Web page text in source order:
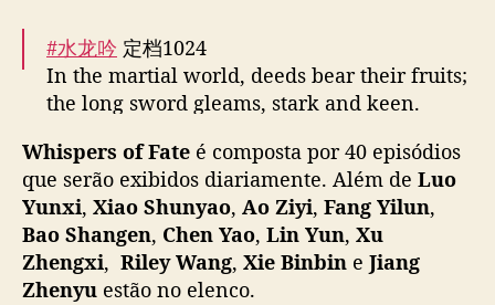
s
p
r
s
o
f
F
#水龙吟 定档1024
In the martial world, deeds bear their fruits;
the long sword gleams, stark and keen.
justice!
Starting 18:00 (GMT+8) on Oct 24, MangoTV
VIPs get early access to #WhispersOfFate!
SVIPs can watch one extra episode on…
pic.twitter.com/QpRC2tD1op
Whispers of Fate é composta por 40 episódios
que serão exibidos diariamente. Além de Luo
Yunxi, Xiao Shunyao, Ao Ziyi, Fang Yilun,
Bao Shangen, Chen Yao, Lin Yun, Xu
Zhengxi, Riley Wang, Xie Binbin e Jiang
Zhenyu estão no elenco.